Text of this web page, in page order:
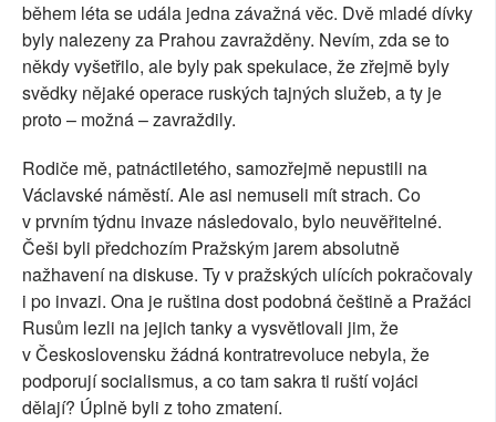
během léta se udála jedna závažná věc. Dvě mladé dívky
byly nalezeny za Prahou zavražděny. Nevím, zda se to
někdy vyšetřilo, ale byly pak spekulace, že zřejmě byly
svědky nějaké operace ruských tajných služeb, a ty je
proto – možná – zavraždily.
Rodiče mě, patnáctiletého, samozřejmě nepustili na
Václavské náměstí. Ale asi nemuseli mít strach. Co
v prvním týdnu invaze následovalo, bylo neuvěřitelné.
Češi byli předchozím Pražským jarem absolutně
nažhavení na diskuse. Ty v pražských ulících pokračovaly
i po invazi. Ona je ruština dost podobná češtině a Pražáci
Rusům lezli na jejich tanky a vysvětlovali jim, že
v Československu žádná kontratrevoluce nebyla, že
podporují socialismus, a co tam sakra ti ruští vojáci
dělají? Úplně byli z toho zmatení.